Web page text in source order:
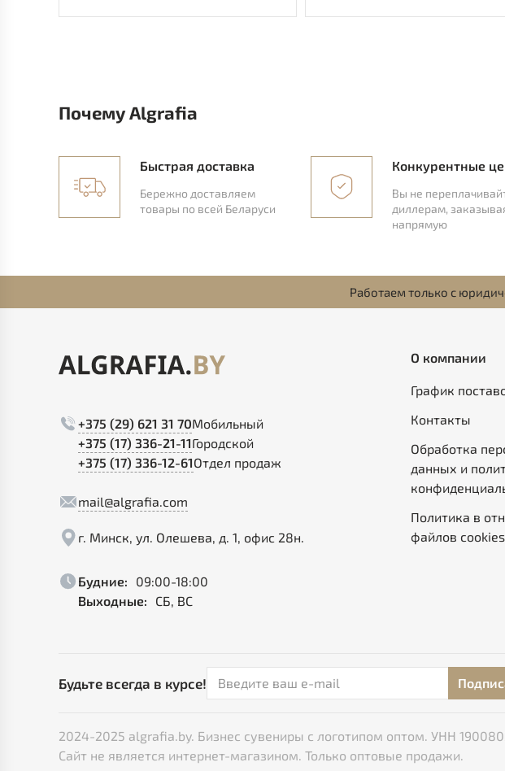
Почему Algrafia
Быстрая доставка
Бережно доставляем
товары по всей Беларуси
Конкурентные
Вы не
диллерам,
напрямую
Работаем только с
+375 (29) 621 31 70Мобильный
+375 (17) 336-21-11Городской
+375 (17) 336-12-61Отдел продаж
mail@algrafia.com
г. Минск, ул. Олешева, д. 1, офис 28н.
Будние:
09:00-18:00
Выходные:
СБ, ВС
О компании
График
Контакты
Обработка
данных и
Политика в
файлов cookies
Будьте всегда в курсе!
2024-2025 algrafia.by. Бизнес сувениры с логотипом оптом. УНН
Сайт не является интернет-магазином. Только оптовые продажи.